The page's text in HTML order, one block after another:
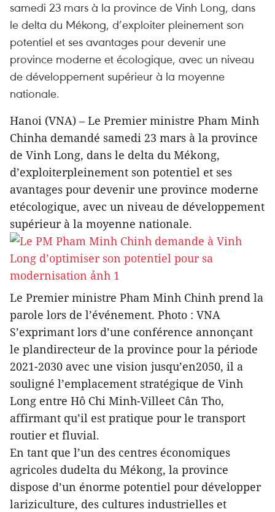
samedi 23 mars à la province de Vinh Long, dans
le delta du Mékong, d’exploiter pleinement son
potentiel et ses avantages pour devenir une
province moderne et écologique, avec un niveau
de développement supérieur à la moyenne
nationale.
Hanoi (VNA) – Le Premier ministre Pham Minh
Chinha demandé samedi 23 mars à la province
de Vinh Long, dans le delta du Mékong,
d’exploiterpleinement son potentiel et ses
avantages pour devenir une province moderne
etécologique, avec un niveau de développement
supérieur à la moyenne nationale.
Le Premier ministre Pham Minh Chinh prend la
parole lors de l’événement. Photo : VNA
S’exprimant lors d’une conférence annonçant
le plandirecteur de la province pour la période
2021-2030 avec une vision jusqu’en2050, il a
souligné l’emplacement stratégique de Vinh
Long entre Hô Chi Minh-Villeet Cân Tho,
affirmant qu’il est pratique pour le transport
routier et fluvial.
En tant que l’un des centres économiques
agricoles dudelta du Mékong, la province
dispose d’un énorme potentiel pour développer
lariziculture, des cultures industrielles et